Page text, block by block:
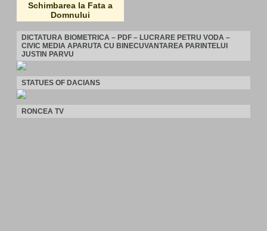
Schimbarea la Fata a
Domnului
DICTATURA BIOMETRICA – PDF – LUCRARE PETRU VODA –
CIVIC MEDIA APARUTA CU BINECUVANTAREA PARINTELUI
JUSTIN PARVU
STATUES OF DACIANS
RONCEA TV